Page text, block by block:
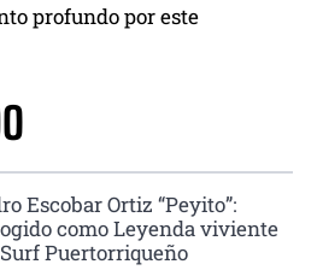
profundo por este
Escobar Ortiz “Peyito”:
como Leyenda viviente
Puertorriqueño